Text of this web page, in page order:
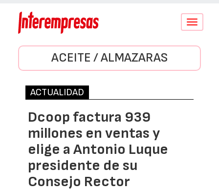
Conmutar
ACEITE / ALMAZARAS
ACTUALIDAD
Dcoop factura 939
millones en ventas y
elige a Antonio Luque
presidente de su
Consejo Rector